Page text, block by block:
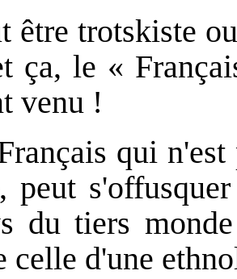
être trotskiste
ça, le «
venu !
qui
peut
du tiers
celle d'une